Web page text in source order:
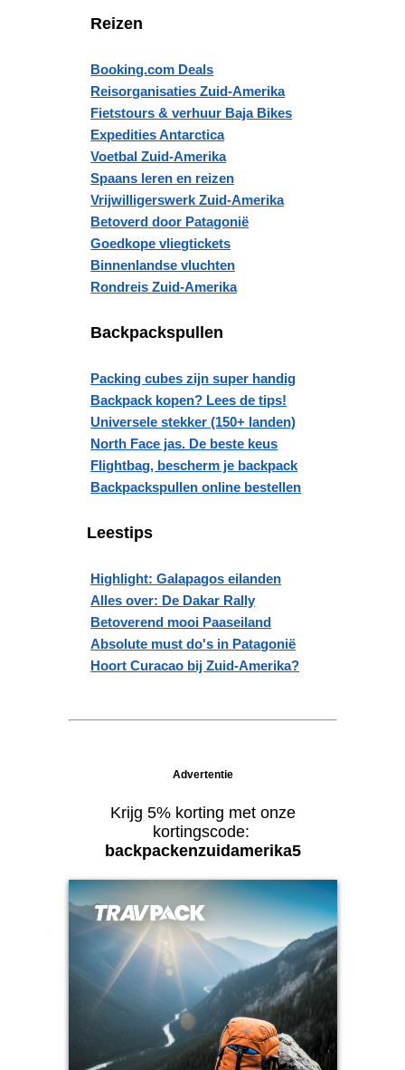
Reizen
Booking.com Deals
Reisorganisaties Zuid-Amerika
Fietstours & verhuur Baja Bikes
Expedities Antarctica
Voetbal Zuid-Amerika
Spaans leren en reizen
Vrijwilligerswerk Zuid-Amerika
Betoverd door Patagonië
Goedkope vliegtickets
Binnenlandse vluchten
Rondreis Zuid-Amerika
Backpackspullen
Packing cubes zijn super handig
Backpack kopen? Lees de tips!
Universele stekker (150+ landen)
North Face jas. De beste keus
Flightbag, bescherm je backpack
Backpackspullen online bestellen
Leestips
Highlight: Galapagos eilanden
Alles over: De Dakar Rally
Betoverend mooi Paaseiland
Absolute must do's in Patagonië
Hoort Curacao bij Zuid-Amerika?
Advertentie
Krijg 5% korting met onze
kortingscode:
backpackenzuidamerika5